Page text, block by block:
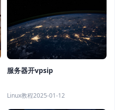
服务器开vpsip
Linux教程2025-01-12